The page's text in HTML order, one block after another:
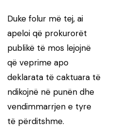
Duke folur më tej, ai
apeloi që prokurorët
publikë të mos lejojnë
që veprime apo
deklarata të caktuara të
ndikojnë në punën dhe
vendimmarrjen e tyre
të përditshme.